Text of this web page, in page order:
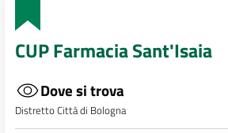
CUP Farmacia Sant'Isaia
Dove si trova
Distretto Città di Bologna